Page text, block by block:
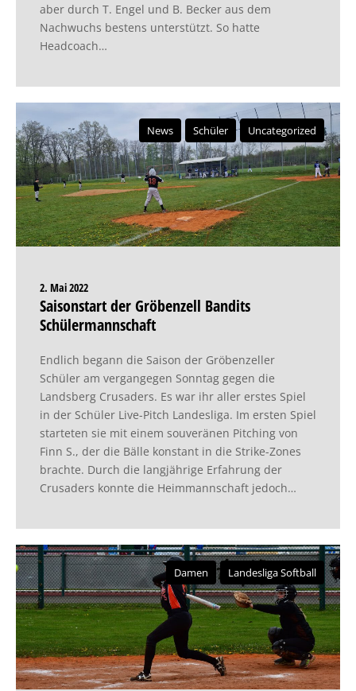
aber durch T. Engel und B. Becker aus dem
Nachwuchs bestens unterstützt. So hatte
Headcoach…
News Schüler Uncategorized
2. Mai 2022
Saisonstart der Gröbenzell Bandits
Schülermannschaft
Endlich begann die Saison der Gröbenzeller
Schüler am vergangegen Sonntag gegen die
Landsberg Crusaders. Es war ihr aller erstes Spiel
in der Schüler Live-Pitch Landesliga. Im ersten Spiel
starteten sie mit einem souveränen Pitching von
Finn S., der die Bälle konstant in die Strike-Zones
brachte. Durch die langjährige Erfahrung der
Crusaders konnte die Heimmannschaft jedoch…
Damen Landesliga Softball